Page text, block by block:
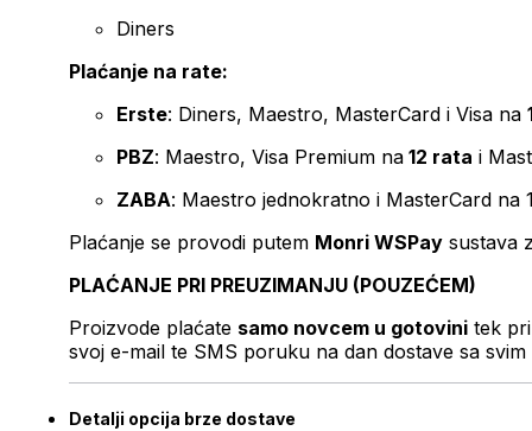
Diners
Plaćanje na rate:
Erste: Diners, Maestro, MasterCard i Visa na
PBZ: Maestro, Visa Premium na 12 rata i
ZABA: Maestro jednokratno i MasterCard na
Plaćanje se provodi putem Monri WSPay sustava
PLAĆANJE PRI PREUZIMANJU (POUZEĆEM)
Proizvode plaćate samo novcem u gotovini tek
svoj e-mail te SMS poruku na dan dostave sa svim
Detalji opcija brze dostave